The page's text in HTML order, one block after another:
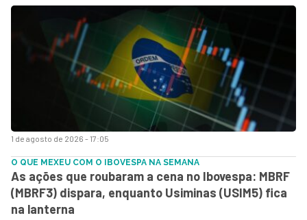
1 de agosto de 2026 - 17:05
O QUE MEXEU COM O IBOVESPA NA SEMANA
As ações que roubaram a cena no Ibovespa: MBRF
(MBRF3) dispara, enquanto Usiminas (USIM5) fica
na lanterna